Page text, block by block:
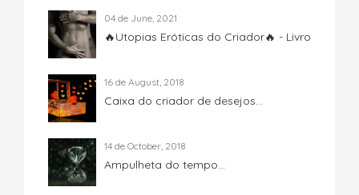
04 de June, 2021
🔥Utopias Eróticas do Criador🔥 - Livro
16 de August, 2018
Caixa do criador de desejos...
14 de October, 2018
Ampulheta do tempo...